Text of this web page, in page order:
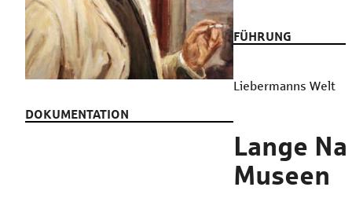
DOKUMENTATION
FÜHRUNG
Liebermanns Welt
Lange
Museen